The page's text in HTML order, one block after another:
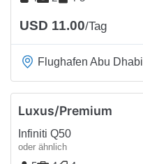
USD 11.00/Tag
Flughafen Abu Dhabi
Luxus/Premium
Infiniti Q50
oder ähnlich